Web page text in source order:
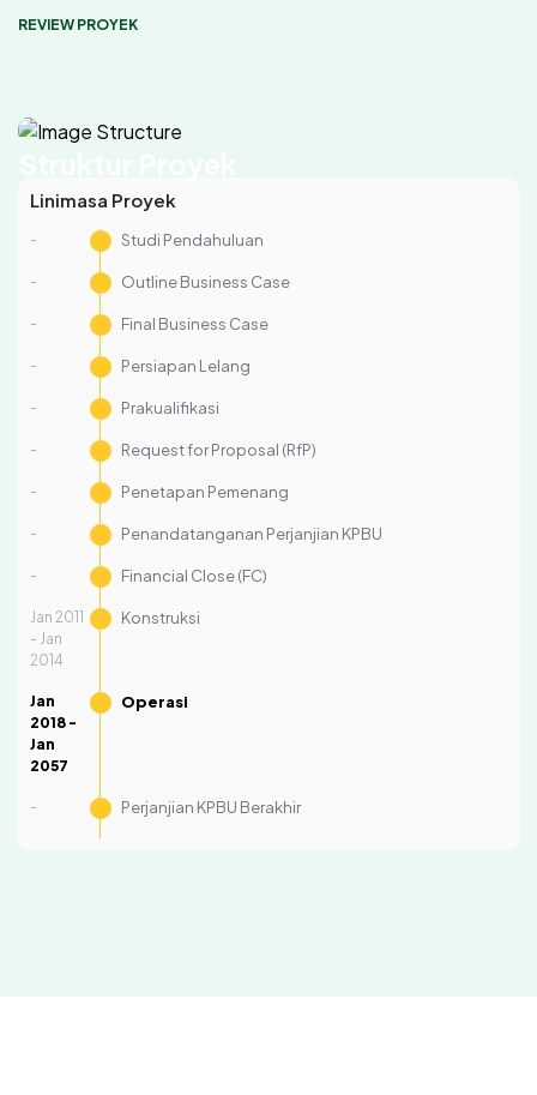
REVIEW PROYEK
Linimasa Proyek
- Studi Pendahuluan
- Outline Business Case
- Final Business Case
- Persiapan Lelang
- Prakualifikasi
- Request for Proposal (RfP)
- Penetapan Pemenang
- Penandatanganan Perjanjian KPBU
- Financial Close (FC)
Jan 2011
- Jan
2014
Konstruksi
Jan
2018 -
Jan
2057
Operasi
- Perjanjian KPBU Berakhir